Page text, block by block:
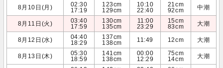
8月10日(月)
02:30
17:19
123cm
129cm
10:10
22:40
21cm
92cm
中潮
8月11日(火)
03:40
17:59
130cm
135cm
11:00
23:29
15cm
83cm
大潮
8月12日(水)
04:40
18:29
137cm
138cm
11:49 12cm 大潮
8月13日(木)
05:30
18:59
141cm
138cm
00:00
12:29
75cm
14cm
大潮